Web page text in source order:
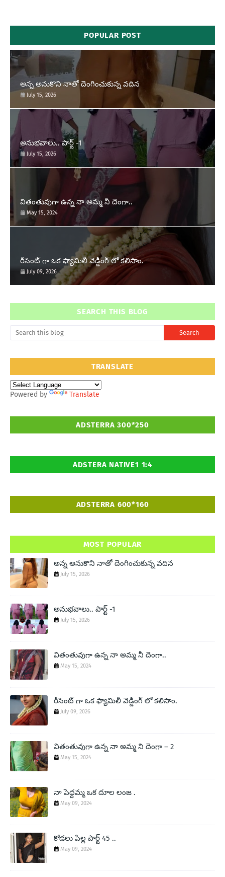
POPULAR POST
అన్న అనుకొని నాతో దెంగించుకున్న వదిన
July 15, 2026
అనుభవాలు.. పార్ట్ -1
July 15, 2026
వితంతువుగా ఉన్న నా అమ్మ నీ దెంగా..
May 15, 2024
రీసెంట్ గా ఒక ఫ్యామిలీ వెడ్డింగ్ లో కలిసాం.
July 09, 2026
SEARCH THIS BLOG
TRANSLATE
Powered by Translate
ADSTERRA 300*250
ADSTERA NATIVE1 1:4
ADSTERRA 600*160
MOST POPULAR
అన్న అనుకొని నాతో దెంగించుకున్న వదిన
July 15, 2026
అనుభవాలు.. పార్ట్ -1
July 15, 2026
వితంతువుగా ఉన్న నా అమ్మ నీ దెంగా..
May 15, 2024
రీసెంట్ గా ఒక ఫ్యామిలీ వెడ్డింగ్ లో కలిసాం.
July 09, 2026
వితంతువుగా ఉన్న నా అమ్మ ని దెంగా – 2
May 15, 2024
నా పెద్దమ్మ ఒక దూల లంజ .
May 09, 2024
కోడలు పిల్ల పార్ట్ 45 ..
May 09, 2024